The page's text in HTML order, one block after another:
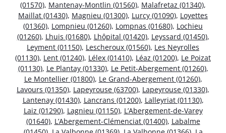
(01570), Mantenay-Montlin (01560), Malafretaz (01340),
Maillat (01430), Magnieu (01300), Lurcy (01090), Loyettes
(01360), Lompnieu (01260), Lompnas (01680), Lochieu
(01260), Lhuis (01680), Lhôpital (01420), Leyssard (01450),
Leyment (01150), Lescheroux (01560), Les Neyrolles
(01130), Lent (01240), Lélex (01410), Léaz (01200), Le Poizat
(01130), Le Plantay (01330), Le Petit-Abergement (01260),
Le Montellier (01800), Le Grand-Abergement (01260),
Lavours (01350), Lapeyrouse (63700), Lapeyrouse (01330),
Lantenay (01430), Lancrans (01200), Lalleyriat (01130),
Laiz (01290), Lagnieu (01150), L’Abergement-de-Varey
(01640), L’Abergement-Clémenciat (01400), Labalme